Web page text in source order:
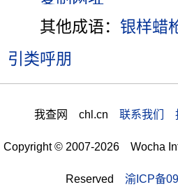
其他成语： 银样蜡
引类呼朋
我查网 chl.cn 联系我们
Copyright © 2007-2026 Wocha
Reserved 渝ICP备